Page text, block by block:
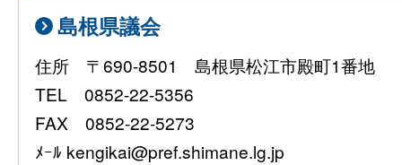
島根県議会
住所 〒690-8501 島根県松江市殿町1番地
TEL 0852-22-5356
FAX 0852-22-5273
ﾒｰﾙ kengikai@pref.shimane.lg.jp